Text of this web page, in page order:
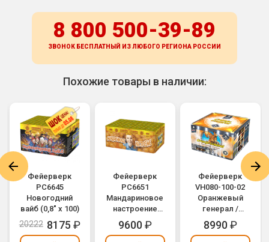
8 800 500-39-89
ЗВОНОК БЕСПЛАТНЫЙ ИЗ ЛЮБОГО РЕГИОНА РОССИИ
Похожие товары в наличии:
Фейерверк
РС6645
Новогодний
вайб (0,8" х 100)
20222 8175 ₽
Фейерверк
РС6651
Мандариновое
настроение
(0,8" х 100)
9600₽
Фейерверк
VH080-100-02
Оранжевый
генерал /
Oranje General
(0,8" х 100)
8990₽